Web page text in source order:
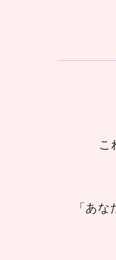
こ
「あ